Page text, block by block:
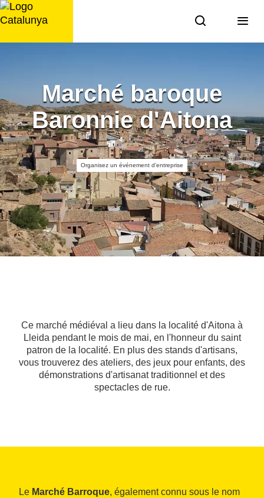
Aller
au
Marché baroque
Baronnie d'Aitona
Organisez un événement d'entreprise
Ce marché médiéval a lieu dans la localité d'Aitona à
Lleida pendant le mois de mai, en l'honneur du saint
patron de la localité. En plus des stands d'artisans,
vous trouverez des ateliers, des jeux pour enfants, des
démonstrations d'artisanat traditionnel et des
spectacles de rue.
Le Marché Barroque, également connu sous le nom